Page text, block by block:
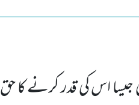
جیسا اس کی قدر کرنے کا حق